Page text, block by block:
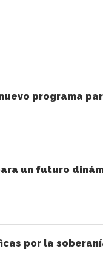
nuevo programa
un futuro
por la